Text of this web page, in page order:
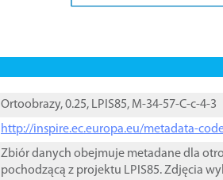
Ortoobrazy, 0.25, LPIS85, M-34-57-C-c-4-3
http://inspire.ec.europa.eu/metadata-
Zbiór danych obejmuje metadane dla
pochodzącą z projektu LPIS85. Zdjęcia